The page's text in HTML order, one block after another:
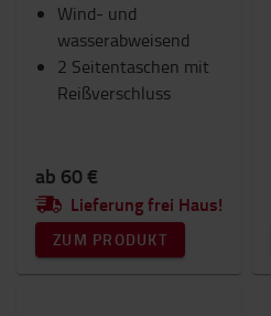
Wind- und
wasserabweisend
2 Seitentaschen mit
Reißverschluss
ab 60 €
Lieferung frei Haus!
ZUM PRODUKT